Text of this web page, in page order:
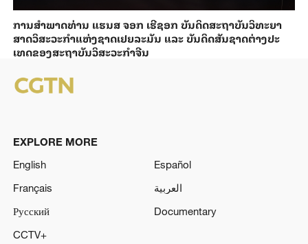
ການ​ສຳ​ພາດ​ທ່ານ ແຮນ​ສ ຈອກ ເຮີ​ຊອກ ​ບັນ​ດິດ​ສະ​ຖາ​ບັນວິ​ທະ​ຍາ​
ສາດວິ​ສະ​ວະ​ກຳ​ແຫ່ງ​ຊາດ​ເຢຍ​ລະ​ມັນ ແລະ ບັນ​ດິດ​ສັນ​ຊາດ​ຕ່າງ​ປະ​
ເທດ​ຂອງສະ​ຖາ​ບັນ​ວິ​ສະ​ວະ​ກຳ​ຈີນ
EXPLORE MORE
English
Español
Français
العربية
Русский
Documentary
CCTV+